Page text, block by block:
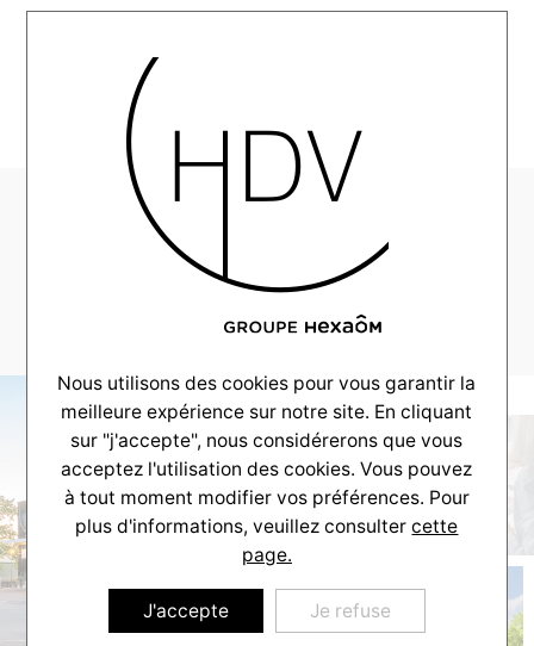
CV-Reportage-
Gujan-2020-
08_0015_15
Nous utilisons des cookies pour vous garantir la
meilleure expérience sur notre site. En cliquant
sur "j'accepte", nous considérerons que vous
acceptez l'utilisation des cookies. Vous pouvez
à tout moment modifier vos préférences. Pour
plus d'informations, veuillez consultercette
page.
J'accepte Je refuse